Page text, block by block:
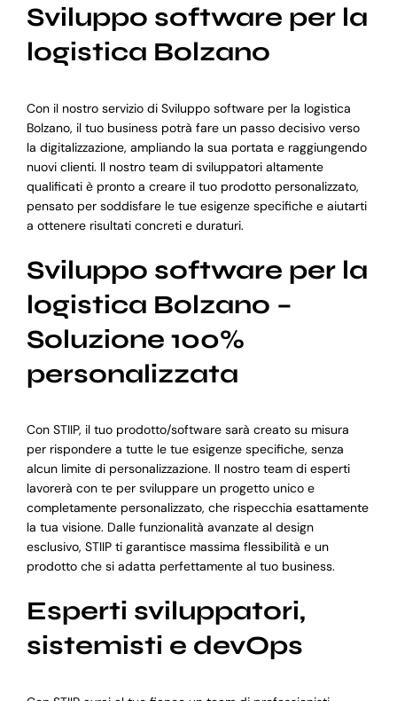
Sviluppo software per la
logistica Bolzano
Con il nostro servizio di Sviluppo software per la logistica
Bolzano, il tuo business potrà fare un passo decisivo verso
la digitalizzazione, ampliando la sua portata e raggiungendo
nuovi clienti. Il nostro team di sviluppatori altamente
qualificati è pronto a creare il tuo prodotto personalizzato,
pensato per soddisfare le tue esigenze specifiche e aiutarti
a ottenere risultati concreti e duraturi.
Sviluppo software per la
logistica Bolzano –
Soluzione 100%
personalizzata
Con STIIP, il tuo prodotto/software sarà creato su misura
per rispondere a tutte le tue esigenze specifiche, senza
alcun limite di personalizzazione. Il nostro team di esperti
lavorerà con te per sviluppare un progetto unico e
completamente personalizzato, che rispecchia esattamente
la tua visione. Dalle funzionalità avanzate al design
esclusivo, STIIP ti garantisce massima flessibilità e un
prodotto che si adatta perfettamente al tuo business.
Esperti sviluppatori,
sistemisti e devOps